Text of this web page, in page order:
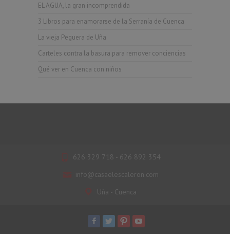
EL AGUA, la gran incomprendida
3 Libros para enamorarse de la Serranía de Cuenca
La vieja Peguera de Uña
Carteles contra la basura para remover conciencias
Qué ver en Cuenca con niños
626 329 718 - 626 892 354
info@casaelescaleron.com
Uña - Cuenca